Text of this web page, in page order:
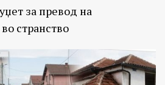
за превод на
странство